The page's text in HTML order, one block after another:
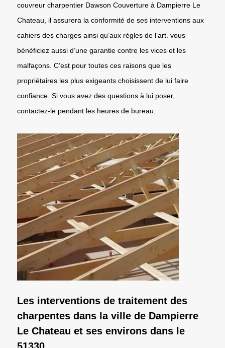
couvreur charpentier Dawson Couverture à Dampierre Le
Chateau, il assurera la conformité de ses interventions aux
cahiers des charges ainsi qu’aux règles de l’art. vous
bénéficiez aussi d’une garantie contre les vices et les
malfaçons. C’est pour toutes ces raisons que les
propriétaires les plus exigeants choisissent de lui faire
confiance. Si vous avez des questions à lui poser,
contactez-le pendant les heures de bureau.
Les interventions de traitement des
charpentes dans la ville de Dampierre
Le Chateau et ses environs dans le